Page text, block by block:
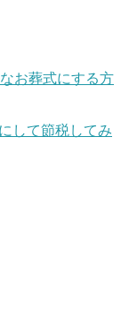
お葬式にする方
して節税してみ